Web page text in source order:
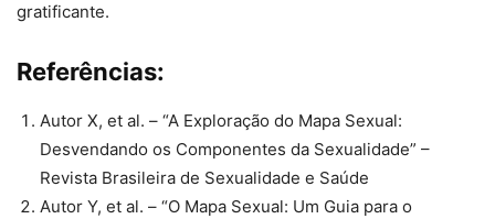
gratificante.
Referências:
Autor X, et al. – “A Exploração do Mapa Sexual:
Desvendando os Componentes da Sexualidade” –
Revista Brasileira de Sexualidade e Saúde
Autor Y, et al. – “O Mapa Sexual: Um Guia para o